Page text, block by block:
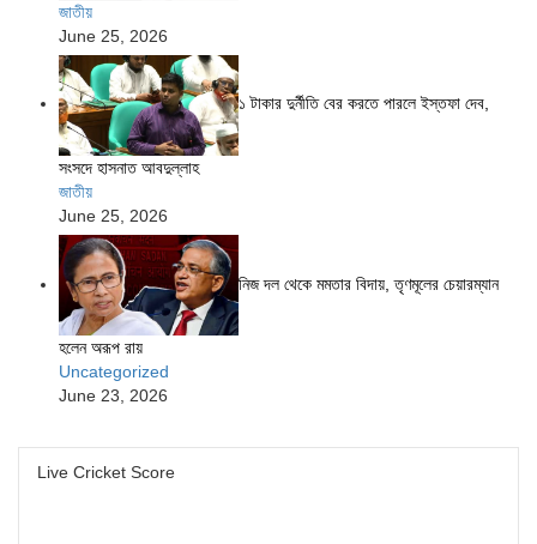
জাতীয়
June 25, 2026
১ টাকার দুর্নীতি বের করতে পারলে ইস্তফা দেব,
সংসদে হাসনাত আবদুল্লাহ
জাতীয়
June 25, 2026
নিজ দল থেকে মমতার বিদায়, তৃণমূলের চেয়ারম্যান
হলেন অরূপ রায়
Uncategorized
June 23, 2026
Live Cricket Score